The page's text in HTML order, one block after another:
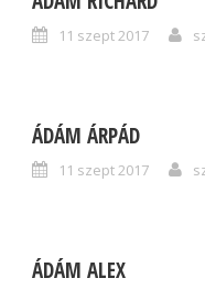
11 szept 2017
ÁDÁM ÁRPÁD
11 szept 2017
ÁDÁM ALEX